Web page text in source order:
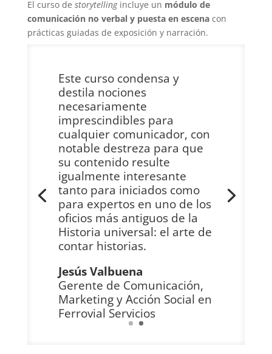
El curso de storytellingincluye un módulo de
comunicación no verbal y puesta en escenacon
prácticas guiadas de exposición y narración.
Este curso condensa y
destila nociones
necesariamente
imprescindibles para
cualquier comunicador, con
notable destreza para que
su contenido resulte
igualmente interesante
tanto para iniciados como
para expertos en uno de los
oficios más antiguos de la
Historia universal: el arte de
contar historias.
Jesús Valbuena
Gerente de Comunicación,
Marketing y Acción Social en
Ferrovial Servicios